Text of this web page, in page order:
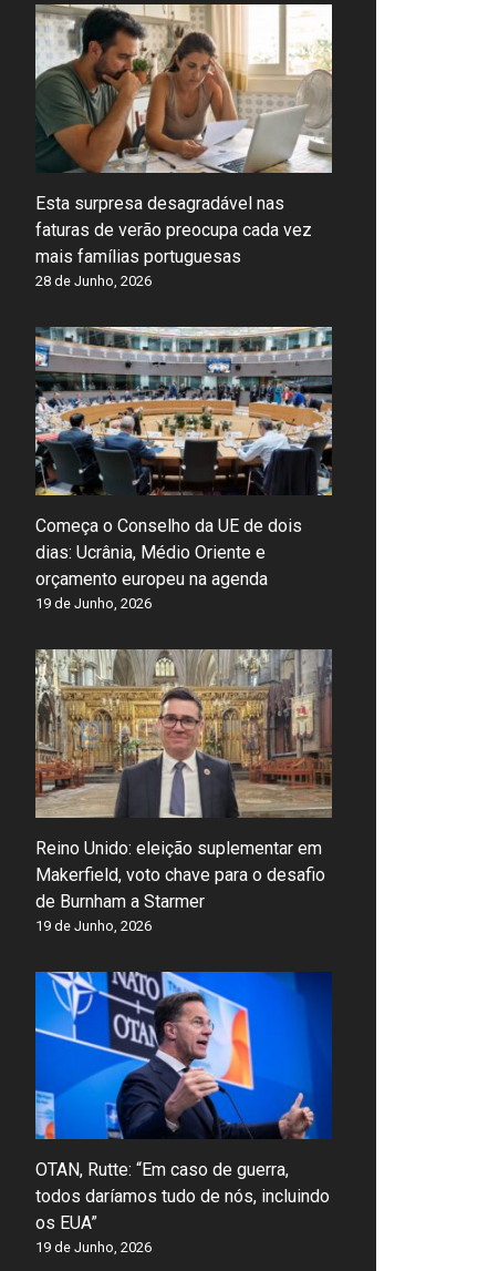
Esta surpresa desagradável nas
faturas de verão preocupa cada vez
mais famílias portuguesas
28 de Junho, 2026
Começa o Conselho da UE de dois
dias: Ucrânia, Médio Oriente e
orçamento europeu na agenda
19 de Junho, 2026
Reino Unido: eleição suplementar em
Makerfield, voto chave para o desafio
de Burnham a Starmer
19 de Junho, 2026
OTAN, Rutte: “Em caso de guerra,
todos daríamos tudo de nós, incluindo
os EUA”
19 de Junho, 2026